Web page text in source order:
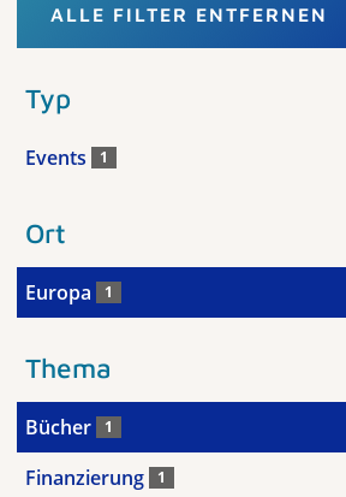
ALLE FILTER ENTFERNEN
Typ
Events 1
Ort
Europa 1
Thema
Bücher 1
Finanzierung 1